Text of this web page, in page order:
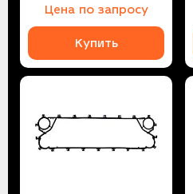
Цена по запросу
Купить